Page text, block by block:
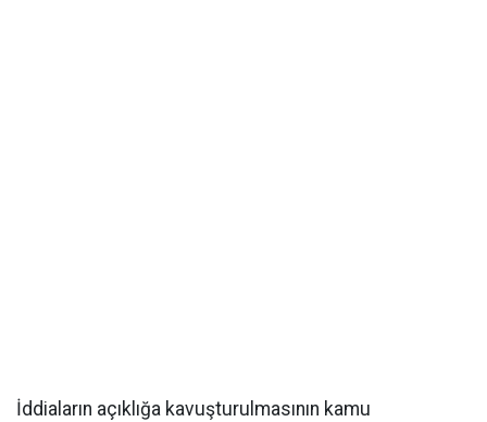
İddiaların açıklığa kavuşturulmasının kamu